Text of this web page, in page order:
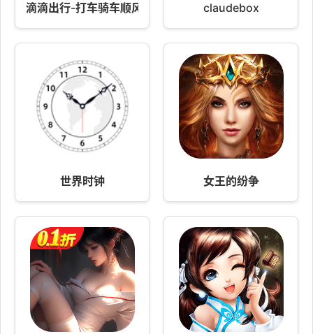
滴滴出行-打车骑车顺风车代驾 claudebox
世界时钟 女王的纷争